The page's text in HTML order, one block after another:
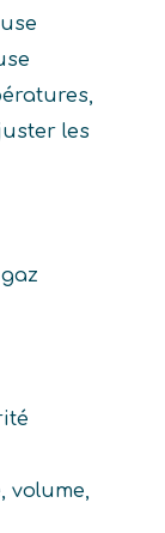
les
volume,